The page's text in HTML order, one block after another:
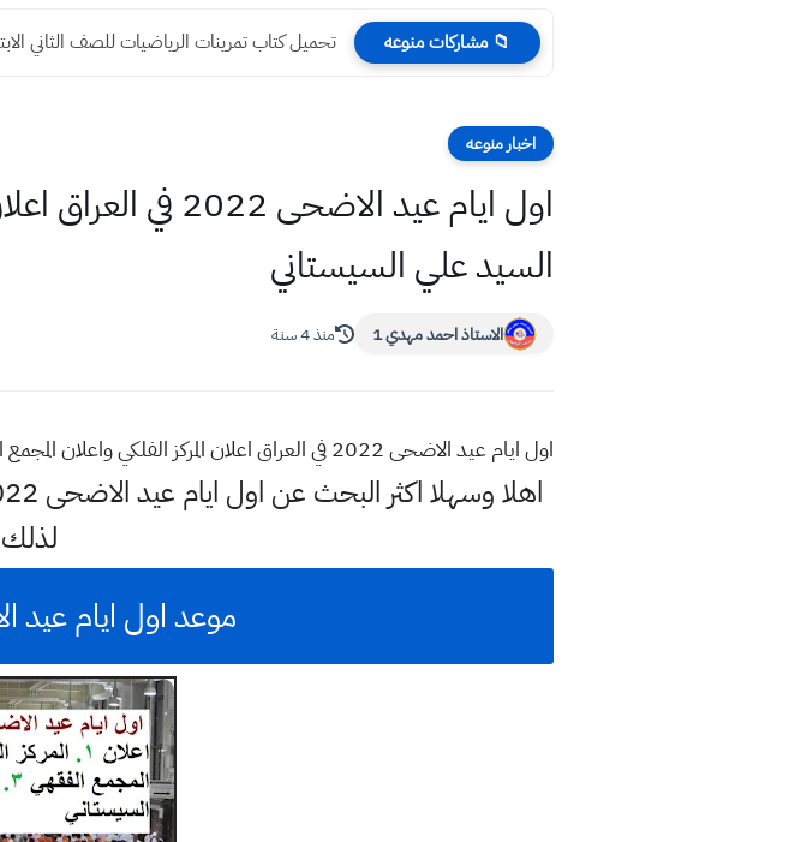
📁 مشاركات منوعه تحميل كتاب تمرينات الرياضيات للصف الثاني الابتدائي 2022 -
اخبار منوعه
اول ايام عيد
السيد علي السيستاني
الاستاذ احمد مهدي 1 منذ 4 سنة
اول ايام عيد الاضحى 2022 في العراق اعلان المركز الفلكي واعلان المجمع الفقهي واعلان السيد علي السيستاني
موعد اول ايام عيد